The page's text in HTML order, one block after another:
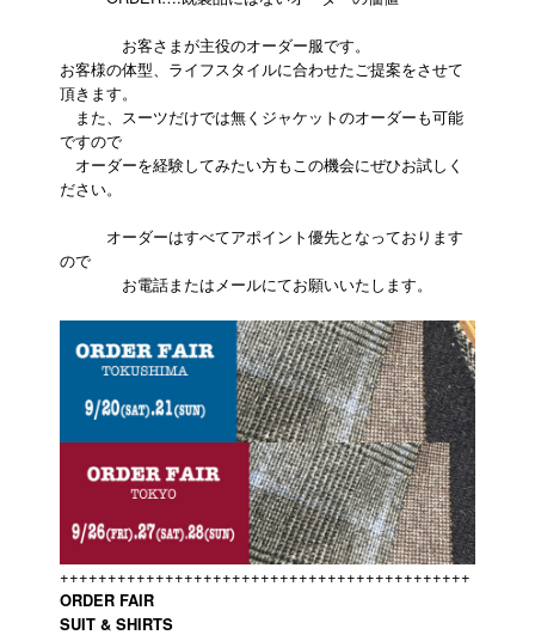
お客さまが主役のオーダー服です。
お客様の体型、ライフスタイルに合わせたご提案をさせて
頂きます。
また、スーツだけでは無くジャケットのオーダーも可能
ですので
オーダーを経験してみたい方もこの機会にぜひお試しく
ださい。
オーダーはすべてアポイント優先となっております
ので
お電話またはメールにてお願いいたします。
+++++++++++++++++++++++++++++++++++++++++++
ORDER FAIR
SUIT & SHIRTS